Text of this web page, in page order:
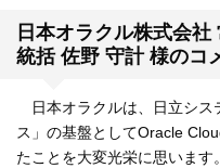
日本オラクル株式会
統括 佐野 守計 様のコ
日本オラクルは、日立シ
ス」の基盤としてOracle
たことを大変光栄に思います。